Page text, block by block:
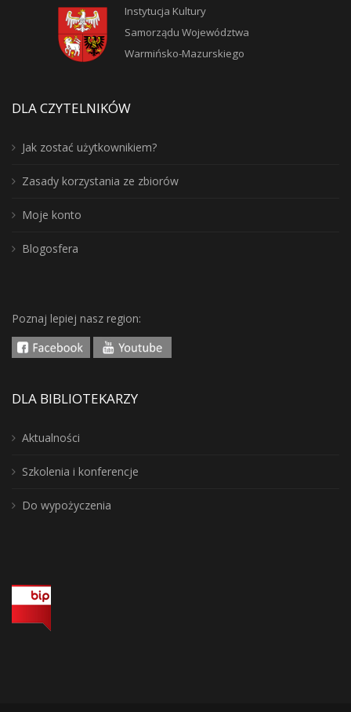
Instytucja Kultury
Samorządu Województwa
Warmińsko-Mazurskiego
DLA CZYTELNIKÓW
Jak zostać użytkownikiem?
Zasady korzystania ze zbiorów
Moje konto
Blogosfera
Poznaj lepiej nasz region:
DLA BIBLIOTEKARZY
Aktualności
Szkolenia i konferencje
Do wypożyczenia